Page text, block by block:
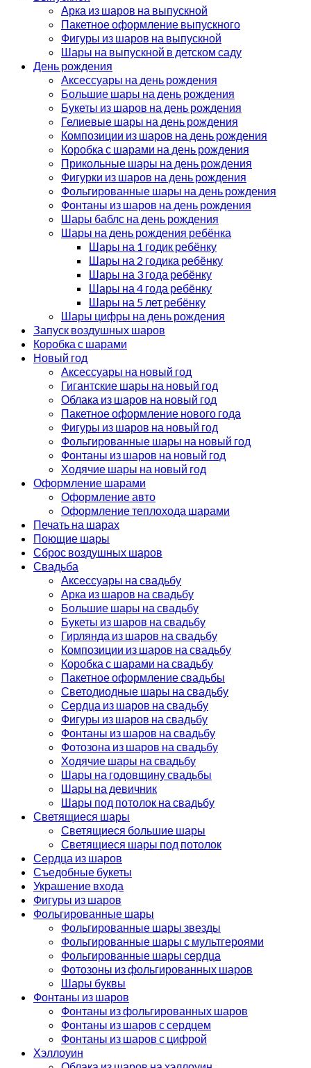
Арка из шаров на выпускной
Пакетное оформление выпускного
Фигуры из шаров на выпускной
Шары на выпускной в детском саду
День рождения
Аксессуары на день рождения
Большие шары на день рождения
Букеты из шаров на день рождения
Гелиевые шары на день рождения
Композиции из шаров на день рождения
Коробка с шарами на день рождения
Прикольные шары на день рождения
Фигурки из шаров на день рождения
Фольгированные шары на день рождения
Фонтаны из шаров на день рождения
Шары баблс на день рождения
Шары на день рождения ребёнка
Шары на 1 годик ребёнку
Шары на 2 годика ребёнку
Шары на 3 года ребёнку
Шары на 4 года ребёнку
Шары на 5 лет ребёнку
Шары цифры на день рождения
Запуск воздушных шаров
Коробка с шарами
Новый год
Аксессуары на новый год
Гигантские шары на новый год
Облака из шаров на новый год
Пакетное оформление нового года
Фигуры из шаров на новый год
Фольгированные шары на новый год
Фонтаны из шаров на новый год
Ходячие шары на новый год
Оформление шарами
Оформление авто
Оформление теплохода шарами
Печать на шарах
Поющие шары
Сброс воздушных шаров
Свадьба
Аксессуары на свадьбу
Арка из шаров на свадьбу
Большие шары на свадьбу
Букеты из шаров на свадьбу
Гирлянда из шаров на свадьбу
Композиции из шаров на свадьбу
Коробка с шарами на свадьбу
Пакетное оформление свадьбы
Светодиодные шары на свадьбу
Сердца из шаров на свадьбу
Фигуры из шаров на свадьбу
Фонтаны из шаров на свадьбу
Фотозона из шаров на свадьбу
Ходячие шары на свадьбу
Шары на годовщину свадьбы
Шары на девичник
Шары под потолок на свадьбу
Светящиеся шары
Светящиеся большие шары
Светящиеся шары под потолок
Сердца из шаров
Съедобные букеты
Украшение входа
Фигуры из шаров
Фольгированные шары
Фольгированные шары звезды
Фольгированные шары с мультгероями
Фольгированные шары сердца
Фотозоны из фольгированных шаров
Шары буквы
Фонтаны из шаров
Фонтаны из фольгированных шаров
Фонтаны из шаров с сердцем
Фонтаны из шаров с цифрой
Хэллоуин